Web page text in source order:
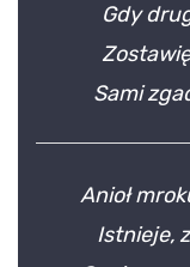
Gdy
Sami
Anioł
Istnieje,